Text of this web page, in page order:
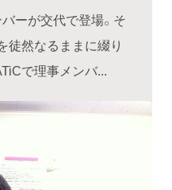
ーが交代で登場。そ
徒然なるままに綴り
で理事メンバ...